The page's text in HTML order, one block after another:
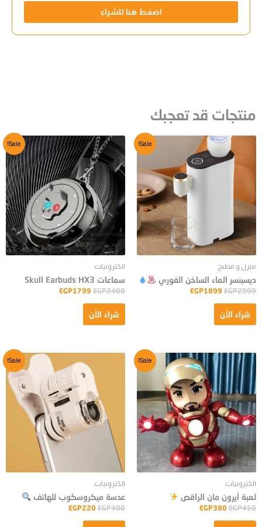
اضغط هنا للشراء
منتجات قد تعجبك
Sale!
منزل و مطبخ
ديسبنسر الماء الساخن الفوري
EGP2999
EGP1899
شراء الأن
Sale!
الكترونيات
سماعات Skull Earbuds HX3
EGP2400
EGP1799
شراء الأن
Sale!
الكترونيات
لعبة أيرون مان الراقص
EGP450
EGP380
Sale!
الكترونيات
عدسة ميكروسكوب للهاتف
EGP300
EGP220